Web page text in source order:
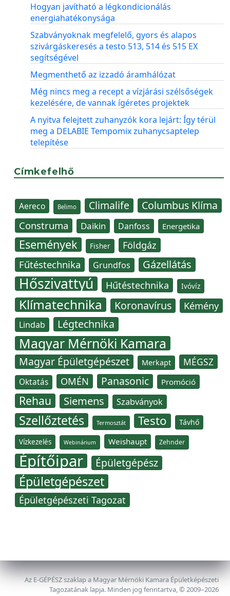
Hogyan javítható a légkondicionálás
energiahatékonysága
Szabványoknak megfelelő, gyors és alapos
szivárgáskeresés a testo 513, 514 és 515 EX
segítségével
Megmenthető az izzadó áramhálózat
Még nincs meg a recept a vízjárási szélsőségek
kezelésére, de vannak ígéretes projektek
A nyitva felejtett zuhanyzók kora lejárt: Így térül
meg a DELABIE Tempomix zuhanycsaptelep
telepítése
Címkefelhő
Aereco Belimo Climalife Columbus Klíma
Construma Daikin Danfoss Energetika
Események Fisher Földgáz
Fűtéstechnika Grundfos Gázellátás
Hőszivattyú Hűtéstechnika Ivóvíz
Klímatechnika Koronavírus Kémény
Lindab Légtechnika
Magyar Mérnöki Kamara
Magyar Épületgépészet Merkapt MÉGSZ
Oktatás OMÉN Panasonic Promóció
Rehau Siemens Szabványok
Szellőztetés Termosztát Testo Távhő
Vízkezelés Webinárium Weishaupt Zehnder
Építőipar Épületgépész
Épületgépészet
Épületgépészeti Tagozat
Az E-GÉPÉSZ szaklap a Magyar Mérnöki Kamara Épületképészeti
Tagozatának lapja. Minden jog fenntartva, © 2009–2026